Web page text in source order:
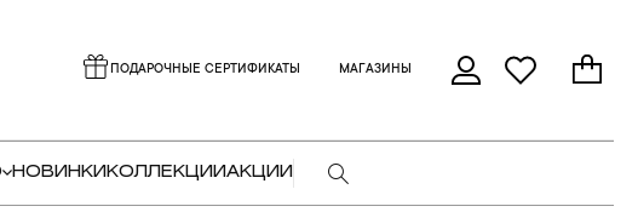
ПОДАРОЧНЫЕ СЕРТИФИКАТЫ МАГАЗИНЫ
НОВИНКИ КОЛЛЕКЦИИАКЦИИ